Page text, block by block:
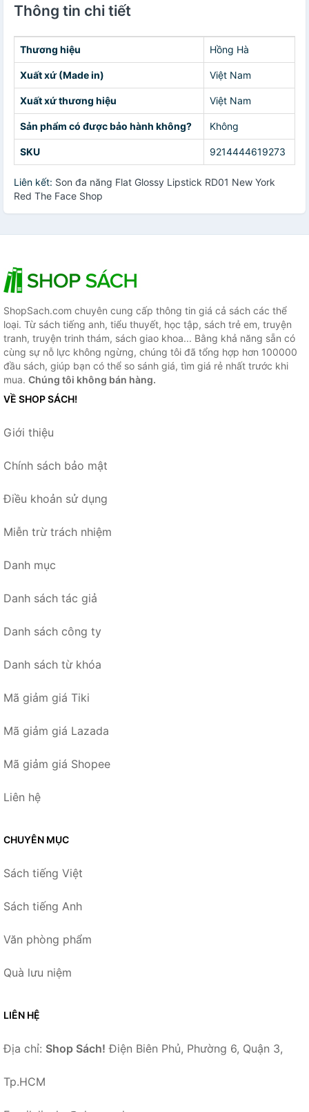
Thông tin chi tiết
Thương hiệu Hồng Hà
Xuất xứ (Made in) Việt Nam
Xuất xứ thương hiệu Việt Nam
Sản phẩm có được bảo hành không? Không
SKU 9214444619273
Liên kết: Son đa năng Flat Glossy Lipstick RD01 New York
Red The Face Shop
ShopSach.com chuyên cung cấp thông tin giá cả sách các thể
loại. Từ sách tiếng anh, tiểu thuyết, học tập, sách trẻ em, truyện
tranh, truyện trinh thám, sách giao khoa... Bằng khả năng sẵn có
cùng sự nỗ lực không ngừng, chúng tôi đã tổng hợp hơn 100000
đầu sách, giúp bạn có thể so sánh giá, tìm giá rẻ nhất trước khi
mua. Chúng tôi không bán hàng.
VỀ SHOP SÁCH!
Giới thiệu
Chính sách bảo mật
Điều khoản sử dụng
Miễn trừ trách nhiệm
Danh mục
Danh sách tác giả
Danh sách công ty
Danh sách từ khóa
Mã giảm giá Tiki
Mã giảm giá Lazada
Mã giảm giá Shopee
Liên hệ
CHUYÊN MỤC
Sách tiếng Việt
Sách tiếng Anh
Văn phòng phẩm
Quà lưu niệm
LIÊN HỆ
Địa chỉ: Shop Sách! Điện Biên Phủ, Phường 6, Quận 3,
Tp.HCM